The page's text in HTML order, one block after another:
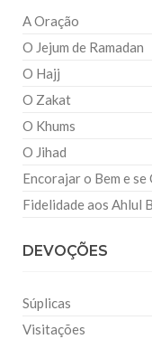
A Oração
O Jejum de Ramadan
O Hajj
O Zakat
O Khums
O Jihad
Encorajar o Bem e
Fidelidade aos Ahlul
DEVOÇÕES
Súplicas
Visitações